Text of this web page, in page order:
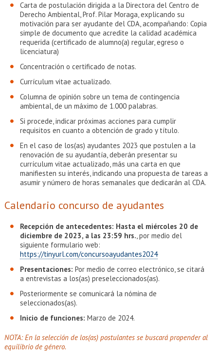
Carta de postulación dirigida a la Directora del Centro de
Derecho Ambiental, Prof. Pilar Moraga, explicando su
motivación para ser ayudante del CDA, acompañando: Copia
simple de documento que acredite la calidad académica
requerida (certificado de alumno(a) regular, egreso o
licenciatura)
Concentración o certificado de notas.
Currículum vitae actualizado.
Columna de opinión sobre un tema de contingencia
ambiental, de un máximo de 1.000 palabras.
Si procede, indicar próximas acciones para cumplir
requisitos en cuanto a obtención de grado y título.
En el caso de los(as) ayudantes 2023 que postulen a la
renovación de su ayudantía, deberán presentar su
currículum vitae actualizado, más una carta en que
manifiesten su interés, indicando una propuesta de tareas a
asumir y número de horas semanales que dedicarán al CDA.
Calendario concurso de ayudantes
Recepción de antecedentes: Hasta el miércoles 20 de
diciembre de 2023, a las 23:59 hrs., por medio del
siguiente formulario web:
https://tinyurl.com/concursoayudantes2024
Presentaciones: Por medio de correo electrónico, se citará
a entrevistas a los(as) preseleccionados(as).
Posteriormente se comunicará la nómina de
seleccionados(as).
Inicio de funciones: Marzo de 2024.
NOTA: En la selección de los(as) postulantes se buscará propender al
equilibrio de género.